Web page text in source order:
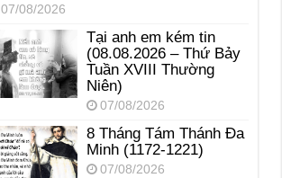
07/08/2026
Tại anh em kém tin
(08.08.2026 – Thứ Bảy
Tuần XVIII Thường
Niên)
07/08/2026
8 Tháng Tám Thánh Ða
Minh (1172-1221)
07/08/2026